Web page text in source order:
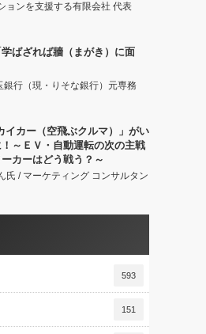
ョンを支援する有限会社 代表
ばざれば牆（まがき）に面
銀行（現・りそな銀行）元専務
イカー（空飛ぶクルマ）」がい
～ＥＶ・自動運転の次の主戦
カーはどう戦う？～
氏 / マーケティング コンサルタン
593
151